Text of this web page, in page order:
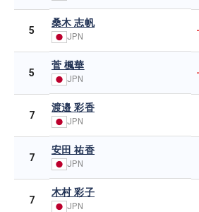
5
桑木 志帆
JPN
5
菅 楓華
JPN
7
渡邉 彩香
JPN
7
安田 祐香
JPN
7
木村 彩子
JPN